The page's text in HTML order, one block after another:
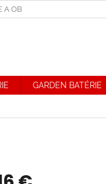
A OBCHODNÉ PODMIENKY.
GARDEN BATÉRIE